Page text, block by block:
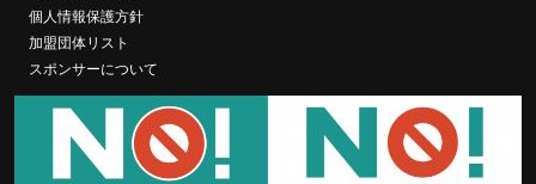
個人情報保護方針
加盟団体リスト
スポンサーについて